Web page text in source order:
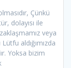
Çünkü
dolayısı ile
veya
aldığımızda
Yoksa bizim